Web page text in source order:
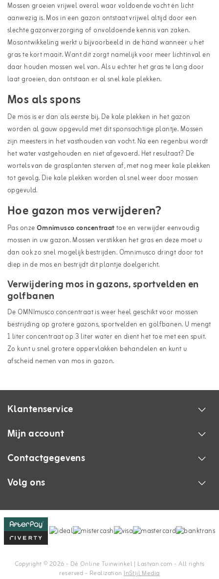
Mossen groeien vrijwel overal waar voldoende vocht én licht
aanwezig is. Mos in een gazon ontstaat vrijwel altijd door een
slechte gazonverzorging of onvoldoende kennis van zaken.
Mosontwikkeling werkt u bijvoorbeeld in de hand wanneer u het
gras te kort maait. Want dit zorgt namelijk voor meer lichtinval en
daar houden mossen wel van. Als u echter het gras te lang door
laat groeien, dan ontstaan er al snel kale plekken.
Mos als spons
De mos is er dan als eerste bij. De kale plekken in het gazon
worden al gauw opgevuld met dit sponsachtige plantje. Mossen
zijn meesters in het vasthouden van vocht. Na een regenbui wordt
het water vastgehouden en niet afgevoerd. Het resultaat? De
wortels van de grasplanten sterven af, met nog meer kale plekken
tot gevolg. Die kale plekken worden al snel weer door mossen
opgevuld.
Hoe gazon mos verwijderen?
Pas onzeOmnimusco concentraattoe en verwijder eenvoudig
mossen in uw gazon. Mossen verstikken het gras en deze moet u
dan ook zo snel mogelijk bestrijden. Omnimusco dringt door tot
diep in de mos en bestrijdt dit plantje doelgericht.
Verwijdering mos in gazons, sportvelden en
golfbanen
De OMNImusco concentraat is weer heel geschikt voor mossen
bestrijding op grotere gazons, sportvelden en golfbanen. U mengt
1 liter concentraat op 3 liter water en dient het toe met een spuit.
Zo kunt u snel grotere oppervlakken behandelen en kunt u
afscheid nemen van mos in gazon.
Klantenservice
Mijn account
Contactgegevens
Volg ons
Copyright © 2026 - Dé Online Tuinwinkel | Lastvan.com‎ - All rights
reserved - RealizationInStijl Media